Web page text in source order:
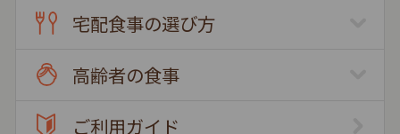
宅配食事の選び方
高齢者の食事
ご利用ガイド